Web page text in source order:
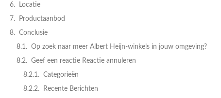
Locatie
Productaanbod
Conclusie
Op zoek naar meer Albert Heijn-winkels in jouw omgeving?
Geef een reactie Reactie annuleren
Categorieën
Recente Berichten